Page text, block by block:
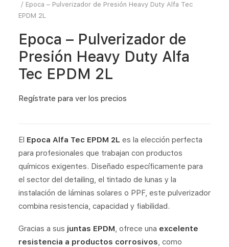
Epoca – Pulverizador de Presión Heavy Duty Alfa Tec
EPDM 2L
Epoca – Pulverizador de
Presión Heavy Duty Alfa
Tec EPDM 2L
Regístrate para ver los precios
El Epoca Alfa Tec EPDM 2L es la elección perfecta
para profesionales que trabajan con productos
químicos exigentes. Diseñado específicamente para
el sector del detailing, el tintado de lunas y la
instalación de láminas solares o PPF, este pulverizador
combina resistencia, capacidad y fiabilidad.
Gracias a sus juntas EPDM, ofrece una excelente
resistencia a productos corrosivos, como